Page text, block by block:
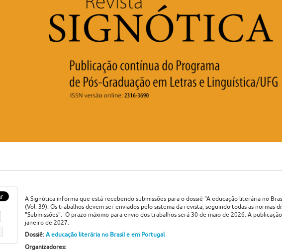
A Signótica informa que está recebendo submissões para o dossiê "A educação literária no
(Vol. 39). Os trabalhos devem ser enviados pelo sistema da revista, seguindo todas as normas
"Submissões". O prazo máximo para envio dos trabalhos será 30 de maio de 2026. A
janeiro de 2027.
Dossiê: A educação literária no Brasil e em Portugal
Organizadores: